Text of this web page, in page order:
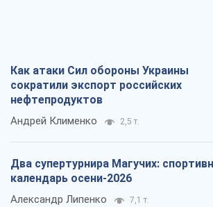
Как атаки Сил обороны Украины
сократили экспорт российских
нефтепродуктов
Андрей Клименко 2,5 т.
Два супертурнира Магучих:
календарь осени-2026
Александр Липенко 7,1 т.